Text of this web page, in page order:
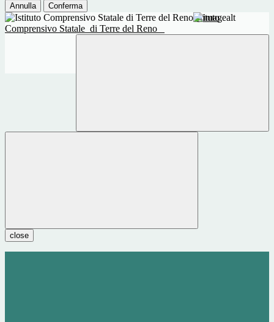
Annulla Conferma
Istituto
Comprensivo Statale di Terre del Reno
close